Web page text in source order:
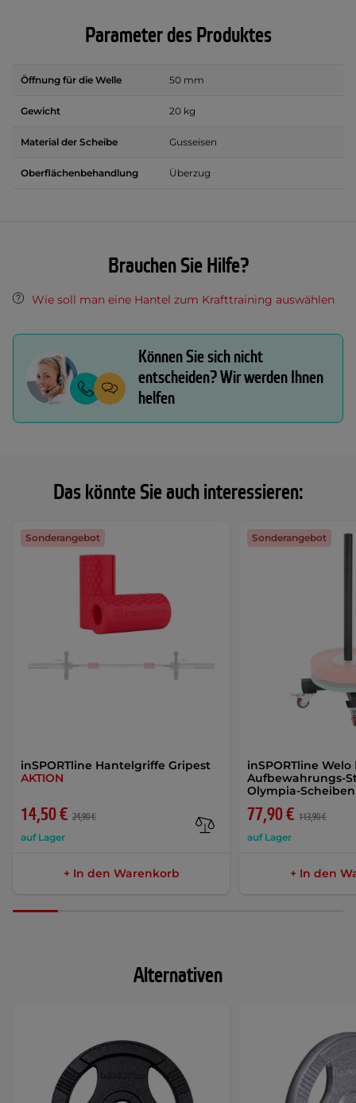
Das könnte Sie auch interessieren:
inSPORTline Hantelgriffe Gripest
AKTION
14,50 € 24,90 €
auf Lager
Sonderangebot
+ In den Warenkorb
inSPORTline
Aufbewahrungs-
Olympia-
77,90 € 113,90 €
auf Lager
Sonderangebot
+ In den
Parameter des Produktes
Öffnung für die Welle 50 mm
Gewicht 20 kg
Material der Scheibe Gusseisen
Oberflächenbehandlung Überzug
Brauchen Sie Hilfe?
Wie soll man eine Hantel zum Krafttraining auswählen
Können Sie sich nicht
entscheiden? Wir werden Ihnen
helfen
Alternativen